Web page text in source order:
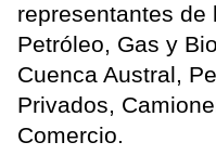
representantes de
Petróleo, Gas y
Cuenca Austral,
Privados,
Comercio.